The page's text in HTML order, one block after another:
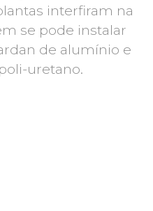
interfiram na
se pode instalar
de alumínio e
uretano.